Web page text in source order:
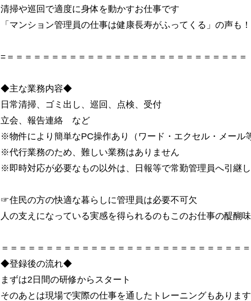
清掃や巡回で適度に身体を動かすお仕事です
「マンション管理員の仕事は健康長寿がふってくる」の声も！
=＝＝＝＝＝＝＝＝＝＝＝＝＝＝＝＝＝＝＝＝＝＝＝＝＝＝＝
◆主な業務内容◆
日常清掃、ゴミ出し、巡回、点検、受付
立会、報告連絡 など
※物件により簡単なPC操作あり（ワード・エクセル・メール
※代行業務のため、難しい業務はありません
※即時対応が必要なもの以外は、日報等で常勤管理員へ引継
☞住民の方の快適な暮らしに管理員は必要不可欠
人の支えになっている実感を得られるのもこのお仕事の醍醐
＝＝＝＝＝＝＝＝＝＝＝＝＝＝＝＝＝＝＝＝＝＝＝＝＝＝＝＝
◆登録後の流れ◆
まずは2日間の研修からスタート
そのあとは現場で実際の仕事を通したトレーニングもあります